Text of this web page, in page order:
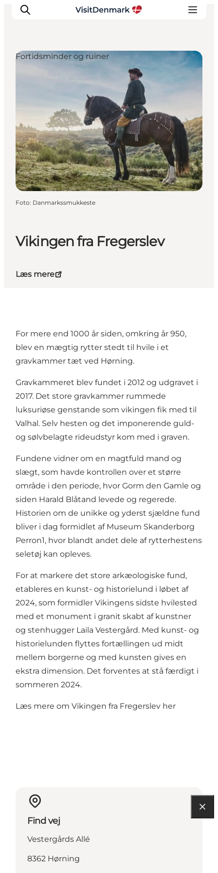
Oplevelser
Overnatning
Planlæg ferien
Vikingen fra Fregerslev
Læs mere
Fortidsminder og ruiner
Foto: Danmarkssmukkeste
For mere end 1000 år siden, omkring år 950,
blev en mægtig rytter stedt til hvile i et
gravkammer tæt ved Hørning.
Gravkammeret blev fundet i 2012 og udgravet i
2017. Det store gravkammer rummede
luksuriøse genstande som vikingen fik med til
Valhal. Selv hesten og det imponerende guld-
og sølvbelagte rideudstyr kom med i graven.
Fundene vidner om en magtfuld mand og
slægt, som havde kontrollen over et større
område i den periode, hvor Gorm den Gamle og
siden Harald Blåtand levede og regerede.
Historien om de unikke og yderst sjældne fund
bliver i dag formidlet af Museum Skanderborg
Perron1, hvor blandt andet dele af rytterhestens
seletøj kan opleves.
For at markere det store arkæologiske fund,
etableres en kunst- og historielund i løbet af
2024, som formidler Vikingens sidste hvilested
med et monument i granit skabt af kunstner
og stenhugger Laila Vestergård. Med kunst- og
historielunden flyttes fortællingen ud midt
mellem borgerne og med kunsten gives en
ekstra dimension. Det forventes at stå færdigt i
sommeren 2024.
Læs mere om Vikingen fra Fregerslev her
Find vej
Vestergårds Allé
8362 Hørning